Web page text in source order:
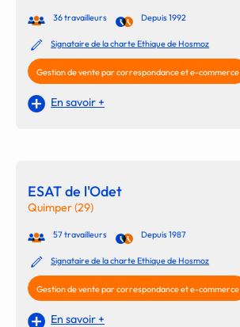
36 travailleurs Depuis 1992
Signataire de la charte Ethique de Hosmoz
Gestion de vente par correspondance et e-commerce
En savoir +
ESAT de l'Odet
Quimper (29)
57 travailleurs Depuis 1987
Signataire de la charte Ethique de Hosmoz
Gestion de vente par correspondance et e-commerce
En savoir +